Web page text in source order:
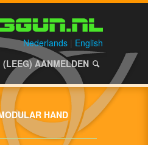
Nederlands
English
(LEEG) AANMELDEN
HAND